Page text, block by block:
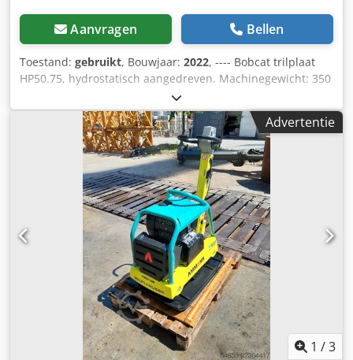
Aanvragen Bellen
Toestand: gebruikt, Bouwjaar: 2022, ---- Bobcat trilplaat
HP50.75, hydrostatisch aangedreven. Machinegewicht: 350
kg Lengte van de grondplaat: 450 mm Machinelengte: 900
mm Machinelengte met handgreep: 1.600 mm Crodpfx
Abszkz Tkohsf Machinehoogte: 820 mm Handgreephoogte
(werkpositie): 1.000 mm Handgreephoogte (transport):
1.500 mm Machinebreedte: 450/600/750 mm Motor: Hatz
Supra 1D50S Brandstof: Diesel Motorvermogen bij
omwentelingen per minuut: 7 kW bij 3200 Maximale
vibratiefrequentie: 70 Hz Maximale centrifugale kracht: 50
kN Maximale hellingshoek: 36% Amplitude: 1,7 mm
Advertentie
1 /3